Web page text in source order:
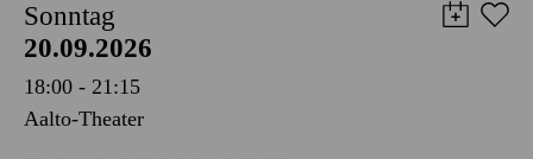
Sonntag
20.09.2026
18:00 - 21:15
Aalto-Theater